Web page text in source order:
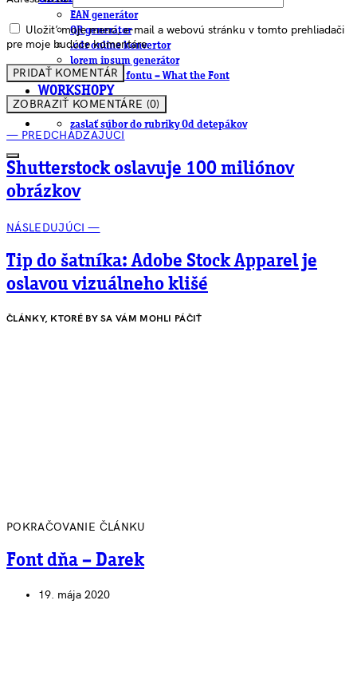
EAN generátor
QR generátor
.cdr online konvertor
lorem ipsum generátor
zistiť názov fontu – What the Font
WORKSHOPY
BAZÁR
zaslať súbor do rubriky Od detepákov
Uložiť moje meno, e-mail a webovú stránku v tomto prehliadači
pre moje budúce komentáre.
ZOBRAZIŤ KOMENTÁRE (0)
— PREDCHÁDZAJÚCI
Shutterstock oslavuje 100 miliónov
obrázkov
NÁSLEDUJÚCI —
Tip do šatníka: Adobe Stock Apparel je
oslavou vizuálneho klišé
ČLÁNKY, KTORÉ BY SA VÁM MOHLI PÁČIŤ
POKRAČOVANIE ČLÁNKU
Font dňa – Darek
19. mája 2020